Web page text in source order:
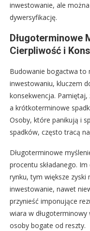
inwestowanie, ale
dywersyfikację.
Długoterminowe
Cierpliwość i
Budowanie bogactwa to
inwestowaniu, kluczem
konsekwencja.
a krótkoterminowe
Osoby, które panikują i
spadków, często tracą
Długoterminowe
procentu składanego.
rynku, tym większe zyski
inwestowanie, nawet
przynieść imponujące
wiara w
osoby bogate od reszty.